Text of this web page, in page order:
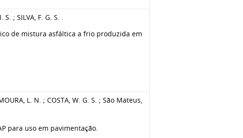
S. ; SILVA, F. G. S. .
de mistura asfáltica a frio produzida em
L. N. ; COSTA, W. G. S. ; São Mateus,
para uso em pavimentação.